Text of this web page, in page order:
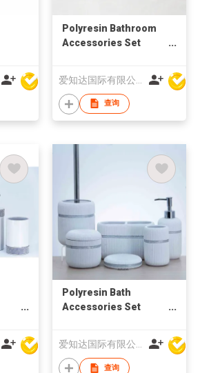
Polyresin Bathroom
Accessories Set
查询
Polyresin Bath
Accessories Set
查询